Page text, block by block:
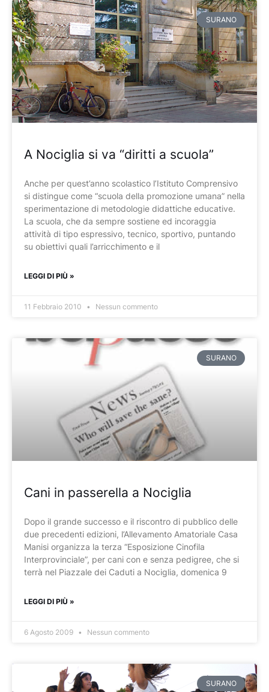
SURANO
A Nociglia si va “diritti a scuola”
Anche per quest’anno scolastico l’Istituto Comprensivo
si distingue come “scuola della promozione umana” nella
sperimentazione di metodologie didattiche educative.
La scuola, che da sempre sostiene ed incoraggia
attività di tipo espressivo, tecnico, sportivo, puntando
su obiettivi quali l’arricchimento e il
LEGGI DI PIÙ »
11 Febbraio 2010 Nessun commento
SURANO
Cani in passerella a Nociglia
Dopo il grande successo e il riscontro di pubblico delle
due precedenti edizioni, l’Allevamento Amatoriale Casa
Manisi organizza la terza “Esposizione Cinofila
Interprovinciale”, per cani con e senza pedigree, che si
terrà nel Piazzale dei Caduti a Nociglia, domenica 9
LEGGI DI PIÙ »
6 Agosto 2009 Nessun commento
SURANO